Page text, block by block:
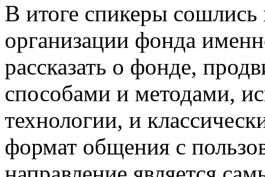
В итоге спикеры
организации фонда
рассказать о фонде,
способами и методами,
технологии, и
формат общения с